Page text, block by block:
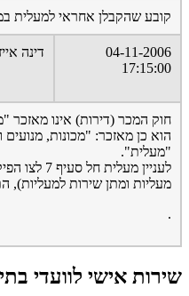
קובע שהקבלן אחראי למעלית במשך 3
04-11-2006
17:15:00
דינה
חוק המכר (דירות) אינו מאזכר
הוא כן מאזכר: "מכונות,
"מעלית".
לעניין
מעליות ומתן שירות למעליות),
.
שירות אישי לוועדי